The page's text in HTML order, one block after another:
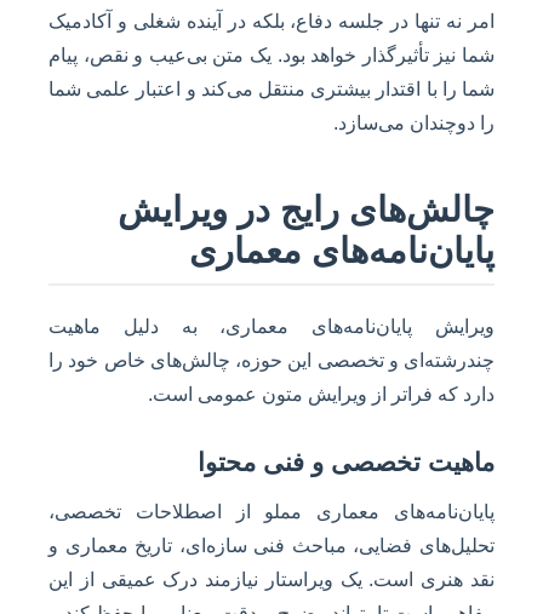
امر نه تنها در جلسه دفاع، بلکه در آینده شغلی و آکادمیک
شما نیز تأثیرگذار خواهد بود. یک متن بی‌عیب و نقص، پیام
شما را با اقتدار بیشتری منتقل می‌کند و اعتبار علمی شما
را دوچندان می‌سازد.
چالش‌های رایج در ویرایش
پایان‌نامه‌های معماری
ویرایش پایان‌نامه‌های معماری، به دلیل ماهیت
چندرشته‌ای و تخصصی این حوزه، چالش‌های خاص خود را
دارد که فراتر از ویرایش متون عمومی است.
ماهیت تخصصی و فنی محتوا
پایان‌نامه‌های معماری مملو از اصطلاحات تخصصی،
تحلیل‌های فضایی، مباحث فنی سازه‌ای، تاریخ معماری و
نقد هنری است. یک ویراستار نیازمند درک عمیقی از این